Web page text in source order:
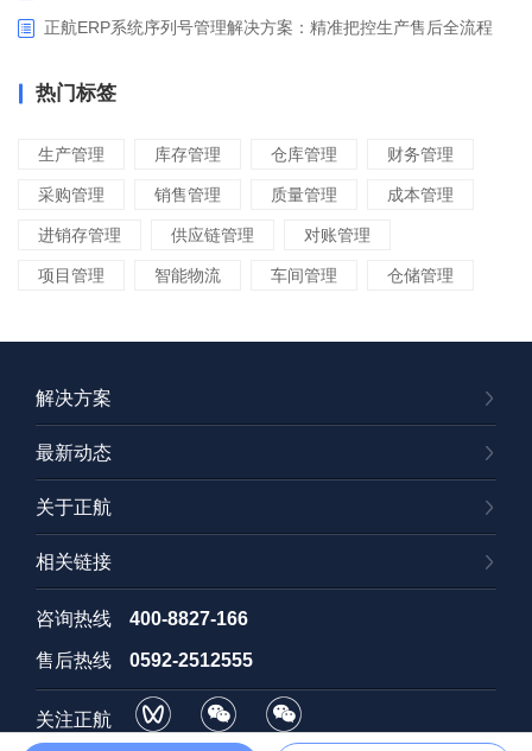
正航ERP系统序列号管理解决方案：精准把控生产售后全流程
热门标签
生产管理 库存管理 仓库管理 财务管理
采购管理 销售管理 质量管理 成本管理
进销存管理 供应链管理 对账管理
项目管理 智能物流 车间管理 仓储管理
解决方案
最新动态
关于正航
相关链接
咨询热线 400-8827-166
售后热线 0592-2512555
关注正航
视频号 订阅号 招聘号